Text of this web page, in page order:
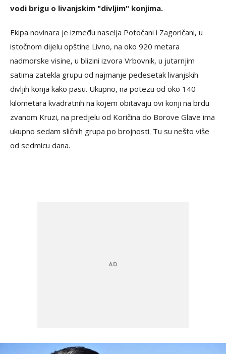
vodi brigu o livanjskim "divljim" konjima.
Ekipa novinara je između naselja Potočani i Zagoričani, u
istočnom dijelu opštine Livno, na oko 920 metara
nadmorske visine, u blizini izvora Vrbovnik, u jutarnjim
satima zatekla grupu od najmanje pedesetak livanjskih
divljih konja kako pasu. Ukupno, na potezu od oko 140
kilometara kvadratnih na kojem obitavaju ovi konji na brdu
zvanom Kruzi, na predjelu od Koričina do Borove Glave ima
ukupno sedam sličnih grupa po brojnosti. Tu su nešto više
od sedmicu dana.